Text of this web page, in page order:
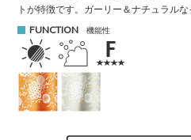
トが特徴です。 ガーリー＆ナチュラルな
FUNCTION
機能性